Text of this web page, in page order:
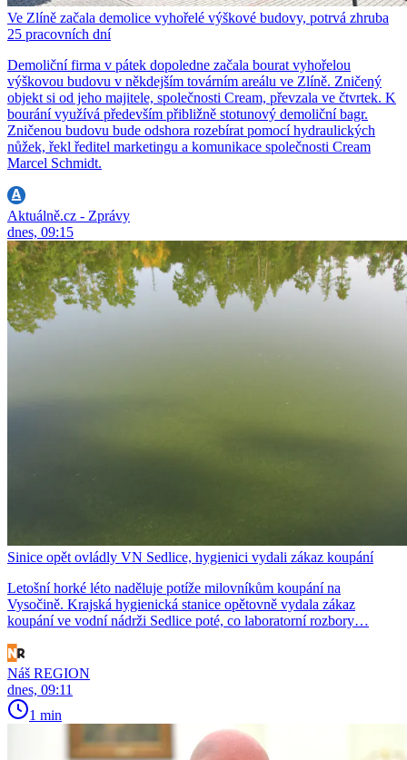
Ve Zlíně začala demolice vyhořelé výškové budovy, potrvá zhruba
25 pracovních dní
Demoliční firma v pátek dopoledne začala bourat vyhořelou
výškovou budovu v někdejším továrním areálu ve Zlíně. Zničený
objekt si od jeho majitele, společnosti Cream, převzala ve čtvrtek. K
bourání využívá především přibližně stotunový demoliční bagr.
Zničenou budovu bude odshora rozebírat pomocí hydraulických
nůžek, řekl ředitel marketingu a komunikace společnosti Cream
Marcel Schmidt.
Aktuálně.cz - Zprávy
dnes, 09:15
Sinice opět ovládly VN Sedlice, hygienici vydali zákaz koupání
Letošní horké léto naděluje potíže milovníkům koupání na
Vysočině. Krajská hygienická stanice opětovně vydala zákaz
koupání ve vodní nádrži Sedlice poté, co laboratorní rozbory…
Náš REGION
dnes, 09:11
1 min